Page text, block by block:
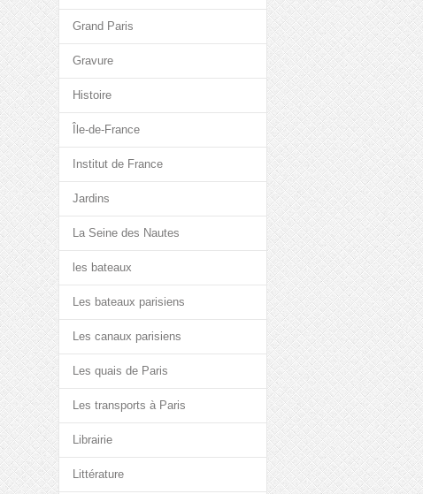
Grand Paris
Gravure
Histoire
Île-de-France
Institut de France
Jardins
La Seine des Nautes
les bateaux
Les bateaux parisiens
Les canaux parisiens
Les quais de Paris
Les transports à Paris
Librairie
Littérature